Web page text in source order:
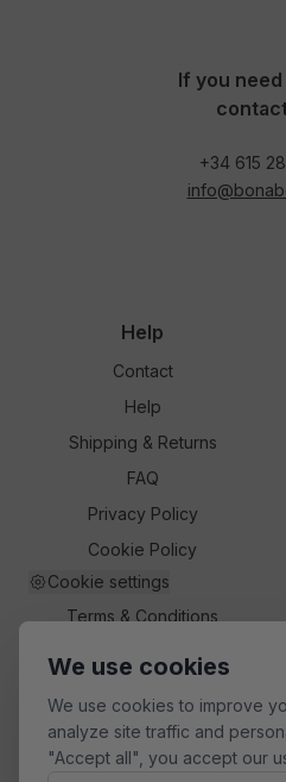
We use cookies
We use cookies to improve
analyze site traffic and
"Accept all", you accept our
If you
+34 615
Help
Contact
Help
Shipping & Returns
FAQ
Privacy Policy
Cookie Policy
Cookie settings
Terms & Conditions
Follow